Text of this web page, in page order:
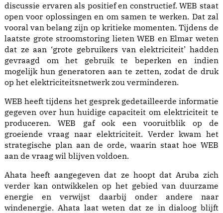
discussie ervaren als positief en constructief. WEB staat
open voor oplossingen en om samen te werken. Dat zal
vooral van belang zijn op kritieke momenten. Tijdens de
laatste grote stroomstoring lieten WEB en Elmar weten
dat ze aan ‘grote gebruikers van elektriciteit’ hadden
gevraagd om het gebruik te beperken en indien
mogelijk hun generatoren aan te zetten, zodat de druk
op het elektriciteitsnetwerk zou verminderen.
WEB heeft tijdens het gesprek gedetailleerde informatie
gegeven over hun huidige capaciteit om elektriciteit te
produceren. WEB gaf ook een vooruitblik op de
groeiende vraag naar elektriciteit. Verder kwam het
strategische plan aan de orde, waarin staat hoe WEB
aan de vraag wil blijven voldoen.
Ahata heeft aangegeven dat ze hoopt dat Aruba zich
verder kan ontwikkelen op het gebied van duurzame
energie en verwijst daarbij onder andere naar
windenergie. Ahata laat weten dat ze in dialoog blijft